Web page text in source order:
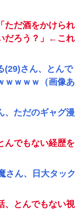
ただ酒をかけられ
だろう？」←これ
(29)さん、とんで
ｗｗｗｗ（画像あ
、ただのギャグ漫
んでもない経歴を
さん、日大タック
、とんでもない視